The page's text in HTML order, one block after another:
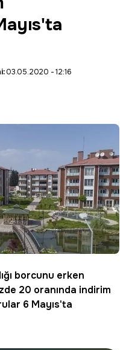
03.05.2020 - 12:16
borcunu erken
20 oranında indirim
6 Mayıs'ta